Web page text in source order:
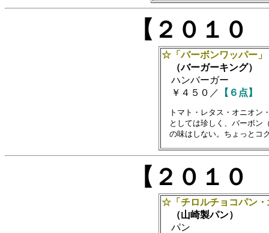
【２０１
☆「バーボンワッパー」
（バーガーキング）
ハンバーガー
￥４５０／
【６点】
トマト・レタス・オニオン
としては珍しく、バーボン
【２０１
☆「チロルチョコパン・
（山崎製パン）
パン